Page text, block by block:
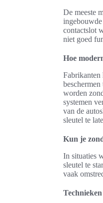
De meeste
contactslot
niet goed
Hoe
Fabrikanten
worden
systemen
van de
sleutel te
Kun je
In situaties
sleutel te
vaak